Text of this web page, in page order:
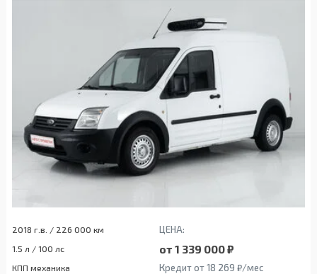
2018 г.в. / 226 000 км ЦЕНА:
1.5 л / 100 лс от 1 339 000 ₽
КПП механика Кредит от 18 269 ₽/мес